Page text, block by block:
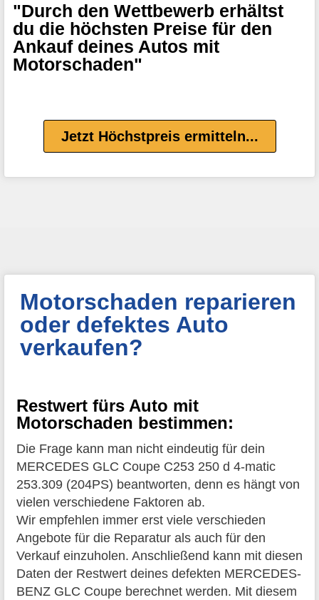
"Durch den Wettbewerb erhältst
du die höchsten Preise für den
Ankauf deines Autos mit
Motorschaden"
Jetzt Höchstpreis ermitteln...
Motorschaden reparieren
oder defektes Auto
verkaufen?
Restwert fürs Auto mit
Motorschaden bestimmen:
Die Frage kann man nicht eindeutig für dein
MERCEDES GLC Coupe C253 250 d 4-matic
253.309 (204PS) beantworten, denn es hängt von
vielen verschiedene Faktoren ab.
Wir empfehlen immer erst viele verschieden
Angebote für die Reparatur als auch für den
Verkauf einzuholen. Anschließend kann mit diesen
Daten der Restwert deines defekten MERCEDES-
BENZ GLC Coupe berechnet werden. Mit diesem